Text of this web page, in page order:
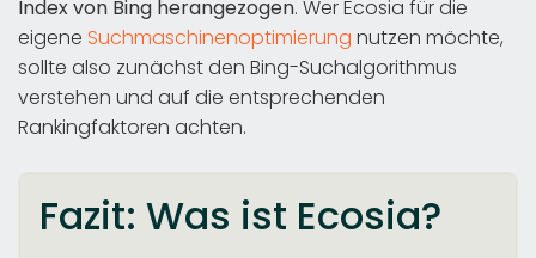
Index von Bing herangezogen. Wer Ecosia für die
eigene Suchmaschinenoptimierung nutzen möchte,
sollte also zunächst den Bing-Suchalgorithmus
verstehen und auf die entsprechenden
Rankingfaktoren achten.
Fazit: Was ist Ecosia?